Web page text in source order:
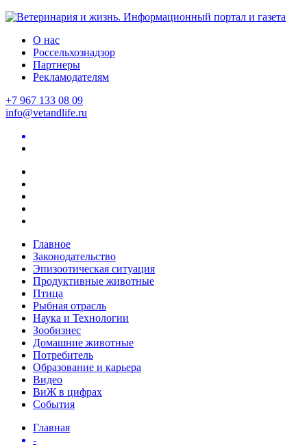
О нас
Россельхознадзор
Партнеры
Рекламодателям
+7 967 133 08 09
info@vetandlife.ru
Главное
Законодательство
Эпизоотическая ситуация
Продуктивные животные
Птица
Рыбная отрасль
Наука и Технологии
Зообизнес
Домашние животные
Потребитель
Образование и карьера
Видео
ВиЖ в цифрах
События
Главная
-